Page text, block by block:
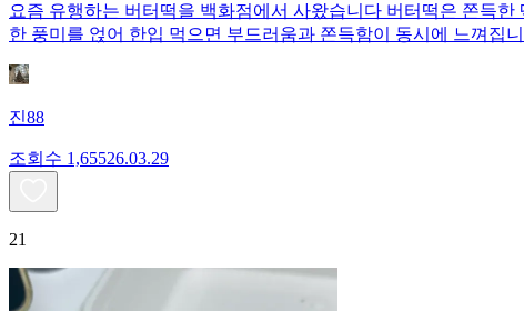
요즘 유행하는 버터떡을 백화점에서 사왔습니다 버터떡은 쫀득
한 풍미를 얹어 한입 먹으면 부드러움과 쫀득함이 동시에 느껴집
진88
조회수 1,65526.03.29
21